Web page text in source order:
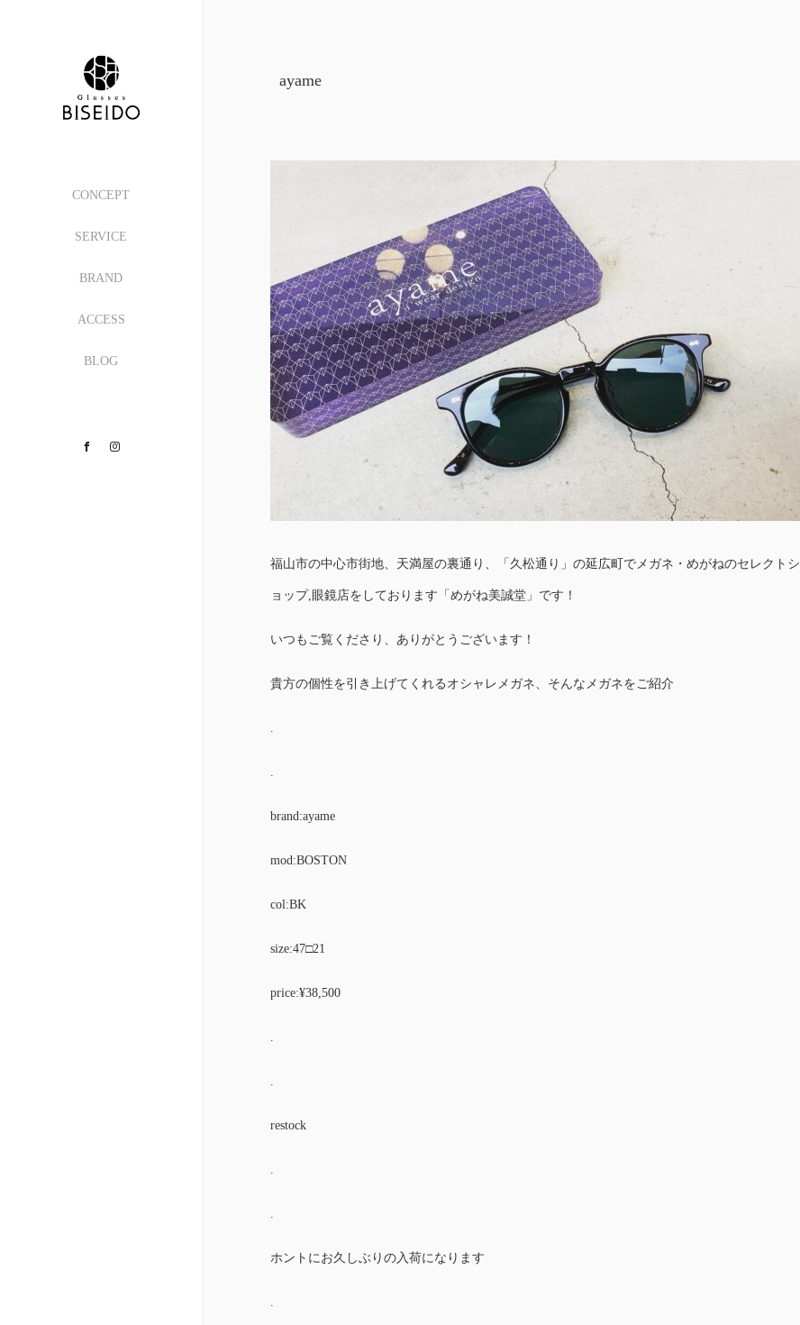
CONCEPT
SERVICE
BRAND
ACCESS
BLOG
Facebook
ayame
福山市の中心市街地、天満屋の裏通り、「久松通り」の延広町でメガネ・めがねのセレクトシ
ョップ,眼鏡店をしております「めがね美誠堂」です！
いつもご覧くださり、ありがとうございます！
貴方の個性を引き上げてくれるオシャレメガネ、そんなメガネをご紹介
.
.
brand:ayame
mod:BOSTON
col:BK
size:47□21
price:¥38,500
.
.
restock
.
.
ホントにお久しぶりの入荷になります
.